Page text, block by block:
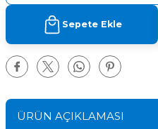
Sepete Ekle
ÜRÜN AÇIKLAMASI